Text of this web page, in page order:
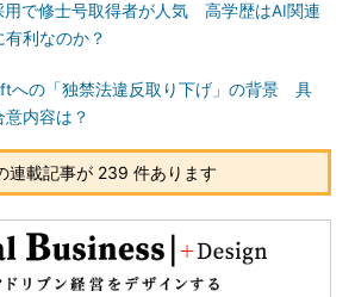
用で修士号取得者が人気 高学歴はAI関連
有利なのか？
への「独禁法違反取り下げ」の背景 具
意内容は？
連載記事が 239 件あります